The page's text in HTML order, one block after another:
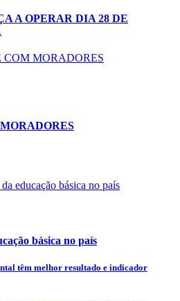
A OPERAR DIA 28 DE
básica no país
têm melhor resultado e indicador